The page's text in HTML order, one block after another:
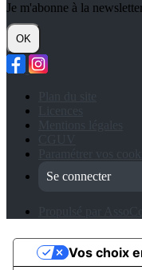
Je m'abonne à la
OK
Se connecter
Vos choix